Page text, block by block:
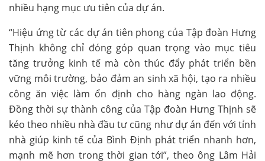
nhiều hạng mục ưu tiên của dự án.
“Hiệu ứng từ các dự án tiên phong của Tập đoàn Hưng
Thịnh không chỉ đóng góp quan trọng vào mục tiêu
tăng trưởng kinh tế mà còn thúc đẩy phát triển bền
vững môi trường, bảo đảm an sinh xã hội, tạo ra nhiều
công ăn việc làm ổn định cho hàng ngàn lao động.
Đồng thời sự thành công của Tập đoàn Hưng Thịnh sẽ
kéo theo nhiều nhà đầu tư cũng như dự án đến với tỉnh
nhà giúp kinh tế của Bình Định phát triển nhanh hơn,
mạnh mẽ hơn trong thời gian tới”, theo ông Lâm Hải